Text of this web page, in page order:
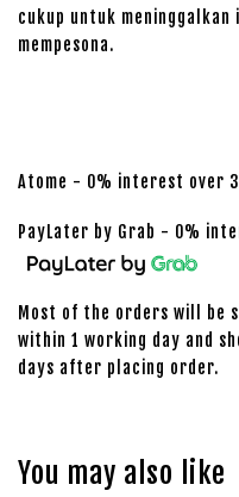
cukup untuk meninggalkan
mempesona.
Atome - 0% interest over
PayLater by Grab - 0%
Most of the orders will be
within 1 working day and
days after placing order.
You may also like